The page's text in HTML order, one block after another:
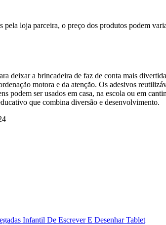
pela loja parceira, o preço dos produtos podem
deixar a brincadeira de faz de conta mais
motora e da atenção. Os adesivos
podem ser usados em casa, na escola ou em
que combina diversão e desenvolvimento.
Infantil De Escrever E Desenhar Tablet